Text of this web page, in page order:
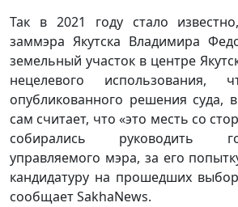
Так в 2021 году стало
заммэра Якутска Владимира
земельный участок в центре
нецелевого использования,
опубликованного решения суда,
сам считает, что «это месть со
собирались руководить
управляемого мэра, за его
кандидатуру на прошедших
сообщает SakhaNews.